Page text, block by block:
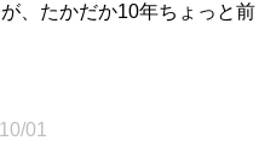
、たかだか10年ちょっと前
01